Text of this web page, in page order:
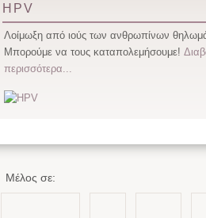
HPV
Λοίμωξη από ιούς των ανθρωπίνων
Μπορούμε να τους καταπολεμήσουμε!
περισσότερα...
Μέλος σε: